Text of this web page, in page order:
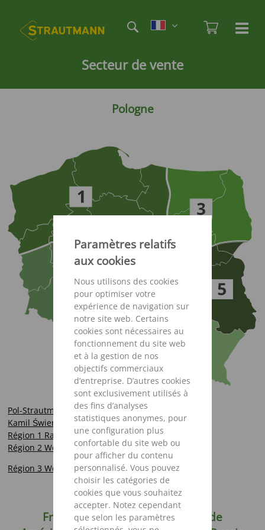
Paramètres relatifs
aux cookies
Nous utilisons des cookies
pour optimiser votre
expérience de navigation sur
notre site web. Certains
cookies sont nécessaires au
fonctionnement du site web
et à la gestion de nos
objectifs commerciaux
d’entreprise. D’autres cookies
sont exclusivement utilisés à
des fins d’analyses
statistiques anonymes, pour
une configuration plus
confortable du site web ou
pour afficher du contenu
personnalisé. Vous pouvez
choisir les catégories de
cookies que vous souhaitez
accepter. Notez cependant
que selon les paramètres
main
Secteur de vente
Pologne
Pol-Strautmann Sp. z o.o.
Kamil Świerkowski
Région 1 Radosław Wojtkowiak
Région 2 Wojciech Fiertek
Région 3 Wojciech Baj
France
Partout dans le monde